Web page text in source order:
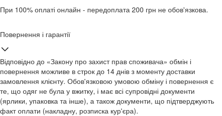
При 100% оплаті онлайн - передоплата 200 грн не обов'язкова.
Повернення і гарантії
Відповідно до «Закону про захист прав споживача» обмін і
повернення можливе в строк до 14 днів з моменту доставки
замовлення клієнту. Обов'язковою умовою обміну і повернення є
те, що одяг не була у вжитку, і має всі супровідні документи
(ярлики, упаковка та інше), а також документи, що підтверджують
факт оплати (накладну, розписка кур'єра).